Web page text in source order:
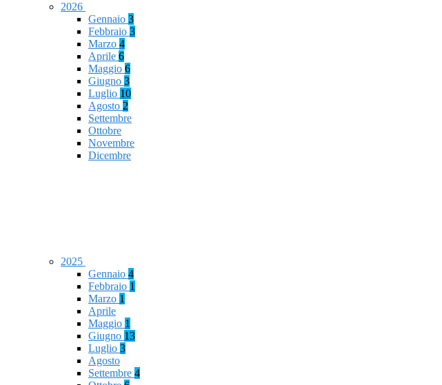
2026
Gennaio 3
Febbraio 3
Marzo 4
Aprile 6
Maggio 6
Giugno 3
Luglio 10
Agosto 2
Settembre
Ottobre
Novembre
Dicembre
2025
Gennaio 4
Febbraio 1
Marzo 1
Aprile
Maggio 1
Giugno 13
Luglio 3
Agosto
Settembre 4